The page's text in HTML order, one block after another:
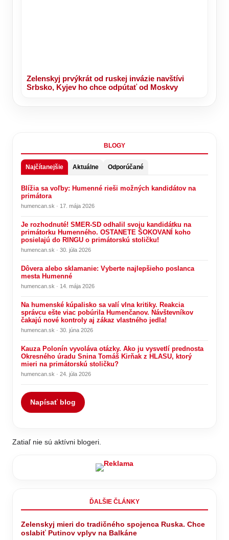
Zelenskyj prvýkrát od ruskej invázie navštívi
Srbsko, Kyjev ho chce odpútať od Moskvy
BLOGY
Najčítanejšie Aktuálne Odporúčané
Blížia sa voľby: Humenné rieši možných kandidátov na
primátora
humencan.sk · 17. mája 2026
Je rozhodnuté! SMER-SD odhalil svoju kandidátku na
primátorku Humenného. OSTANETE ŠOKOVANÍ koho
posielajú do RINGU o primátorskú stoličku!
humencan.sk · 30. júla 2026
Dôvera alebo sklamanie: Vyberte najlepšieho poslanca
mesta Humenné
humencan.sk · 14. mája 2026
Na humenské kúpalisko sa valí vlna kritiky. Reakcia
správcu ešte viac pobúrila Humenčanov. Návštevníkov
čakajú nové kontroly aj zákaz vlastného jedla!
humencan.sk · 30. júna 2026
Kauza Polonín vyvoláva otázky. Ako ju vysvetlí prednosta
Okresného úradu Snina Tomáš Kirňak z HLASU, ktorý
mieri na primátorskú stoličku?
humencan.sk · 24. júla 2026
Napísať blog
Zatiaľ nie sú aktívni blogeri.
ĎALŠIE ČLÁNKY
Zelenskyj mieri do tradičného spojenca Ruska. Chce
oslabiť Putinov vplyv na Balkáne